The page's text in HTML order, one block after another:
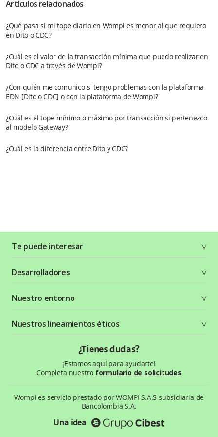
Artículos relacionados
¿Qué pasa si mi tope diario en Wompi es menor al que requiero
en Dito o CDC?
¿Cuál es el valor de la transacción mínima que puedo realizar en
Dito o CDC a través de Wompi?
¿Con quién me comunico si tengo problemas con la plataforma
EDN [Dito o CDC] o con la plataforma de Wompi?
¿Cuál es el tope mínimo o máximo por transacción si pertenezco
al modelo Gateway?
¿Cuál es la diferencia entre Dito y CDC?
Te puede interesar
Planes y tarifas
Crea tu cuenta
Seguridad
Términos y condiciones
Política de privacidad
Desarrolladores
Recursos gráficos
Status Page
Nuestro entorno
¿Qué es Wompi?
Wiki Wompi
Preguntas frecuentes
Nuestros lineamientos éticos
¿Tienes dudas?
¡Estamos aquí para ayudarte!
Completa nuestro formulario de solicitudes
Wompi es servicio prestado por WOMPI S.A.S subsidiaria de
Bancolombia S.A.
Una idea